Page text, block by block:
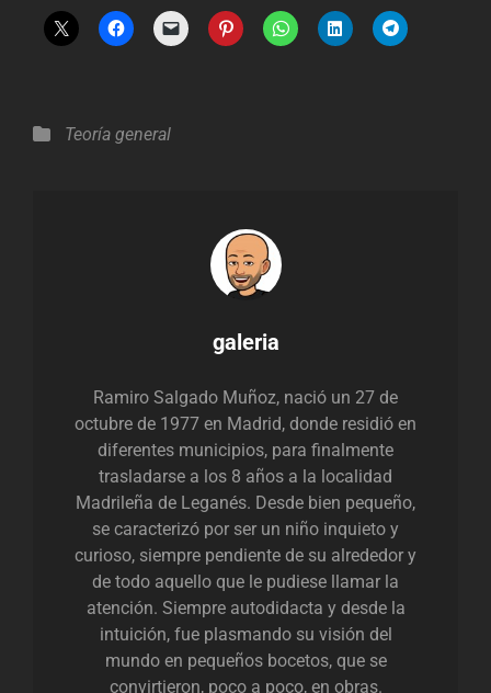
Categorías
Teoría general
Autor:
galeria
Ramiro Salgado Muñoz, nació un 27 de
octubre de 1977 en Madrid, donde residió en
diferentes municipios, para finalmente
trasladarse a los 8 años a la localidad
Madrileña de Leganés. Desde bien pequeño,
se caracterizó por ser un niño inquieto y
curioso, siempre pendiente de su alrededor y
de todo aquello que le pudiese llamar la
atención. Siempre autodidacta y desde la
intuición, fue plasmando su visión del
mundo en pequeños bocetos, que se
convirtieron, poco a poco, en obras.